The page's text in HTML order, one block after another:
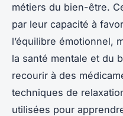
métiers du bien-être.
par leur capacité à
l’équilibre émotionnel,
la santé mentale et du
recourir à des
techniques de
utilisées pour